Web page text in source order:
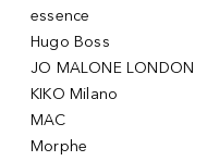
essence
Hugo Boss
JO MALONE LONDON
KIKO Milano
MAC
Morphe